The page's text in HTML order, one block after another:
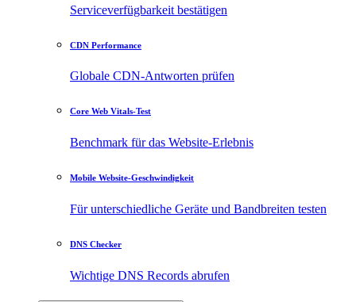
Serviceverfügbarkeit bestätigen
CDN Performance
Globale CDN-Antworten prüfen
Core Web Vitals-Test
Benchmark für das Website-Erlebnis
Mobile Website-Geschwindigkeit
Für unterschiedliche Geräte und Bandbreiten testen
DNS Checker
Wichtige DNS Records abrufen